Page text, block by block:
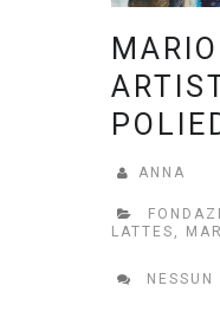
ANNA
LATTES
NESSUN